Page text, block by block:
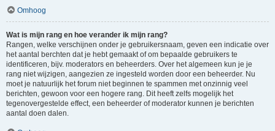
Omhoog
Wat is mijn rang en hoe verander ik mijn rang?
Rangen, welke verschijnen onder je gebruikersnaam, geven een indicatie over
het aantal berchten dat je hebt gemaakt of om bepaalde gebruikers te
identificeren, bijv. moderators en beheerders. Over het algemeen kun je je
rang niet wijzigen, aangezien ze ingesteld worden door een beheerder. Nu
moet je natuurlijk het forum niet beginnen te spammen met onzinnig veel
berichten, gewoon voor een hogere rang. Dit heeft zelfs mogelijk het
tegenovergestelde effect, een beheerder of moderator kunnen je berichten
aantal doen dalen.